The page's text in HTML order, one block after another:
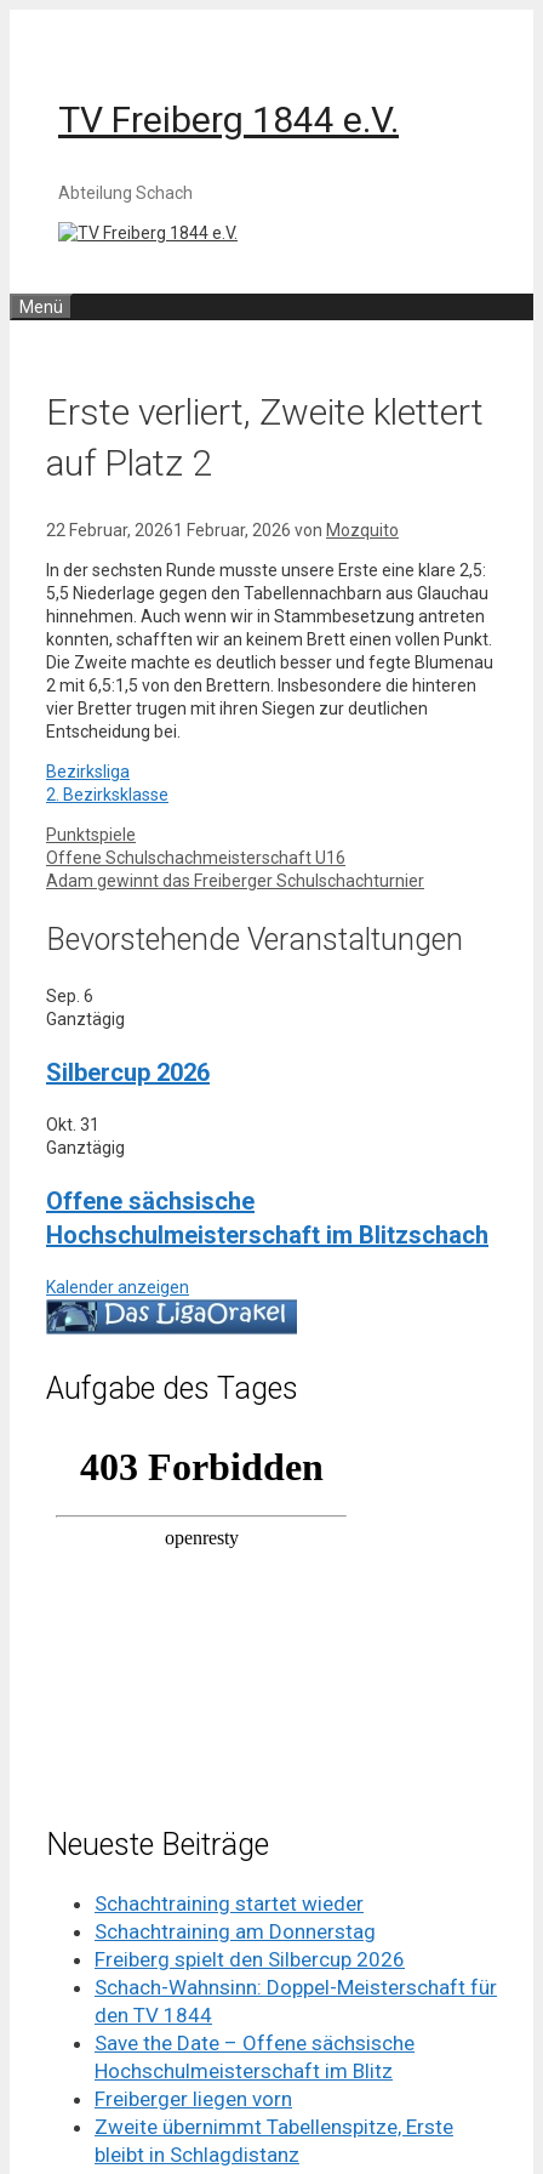
TV Freiberg 1844 e.V.
Abteilung Schach
Menü
Erste verliert, Zweite klettert
auf Platz 2
22 Februar, 20261 Februar, 2026 von Mozquito
In der sechsten Runde musste unsere Erste eine klare 2,5:
5,5 Niederlage gegen den Tabellennachbarn aus Glauchau
hinnehmen. Auch wenn wir in Stammbesetzung antreten
konnten, schafften wir an keinem Brett einen vollen Punkt.
Die Zweite machte es deutlich besser und fegte Blumenau
2 mit 6,5:1,5 von den Brettern. Insbesondere die hinteren
vier Bretter trugen mit ihren Siegen zur deutlichen
Entscheidung bei.
Bezirksliga
2. Bezirksklasse
Kategorien
Punktspiele
Offene Schulschachmeisterschaft U16
Adam gewinnt das Freiberger Schulschachturnier
Bevorstehende Veranstaltungen
Sep. 6
Ganztägig
Silbercup 2026
Okt. 31
Ganztägig
Offene sächsische
Hochschulmeisterschaft im Blitzschach
Kalender anzeigen
Aufgabe des Tages
Neueste Beiträge
Schachtraining startet wieder
Schachtraining am Donnerstag
Freiberg spielt den Silbercup 2026
Schach-Wahnsinn: Doppel-Meisterschaft für
den TV 1844
Save the Date – Offene sächsische
Hochschulmeisterschaft im Blitz
Freiberger liegen vorn
Zweite übernimmt Tabellenspitze, Erste
bleibt in Schlagdistanz